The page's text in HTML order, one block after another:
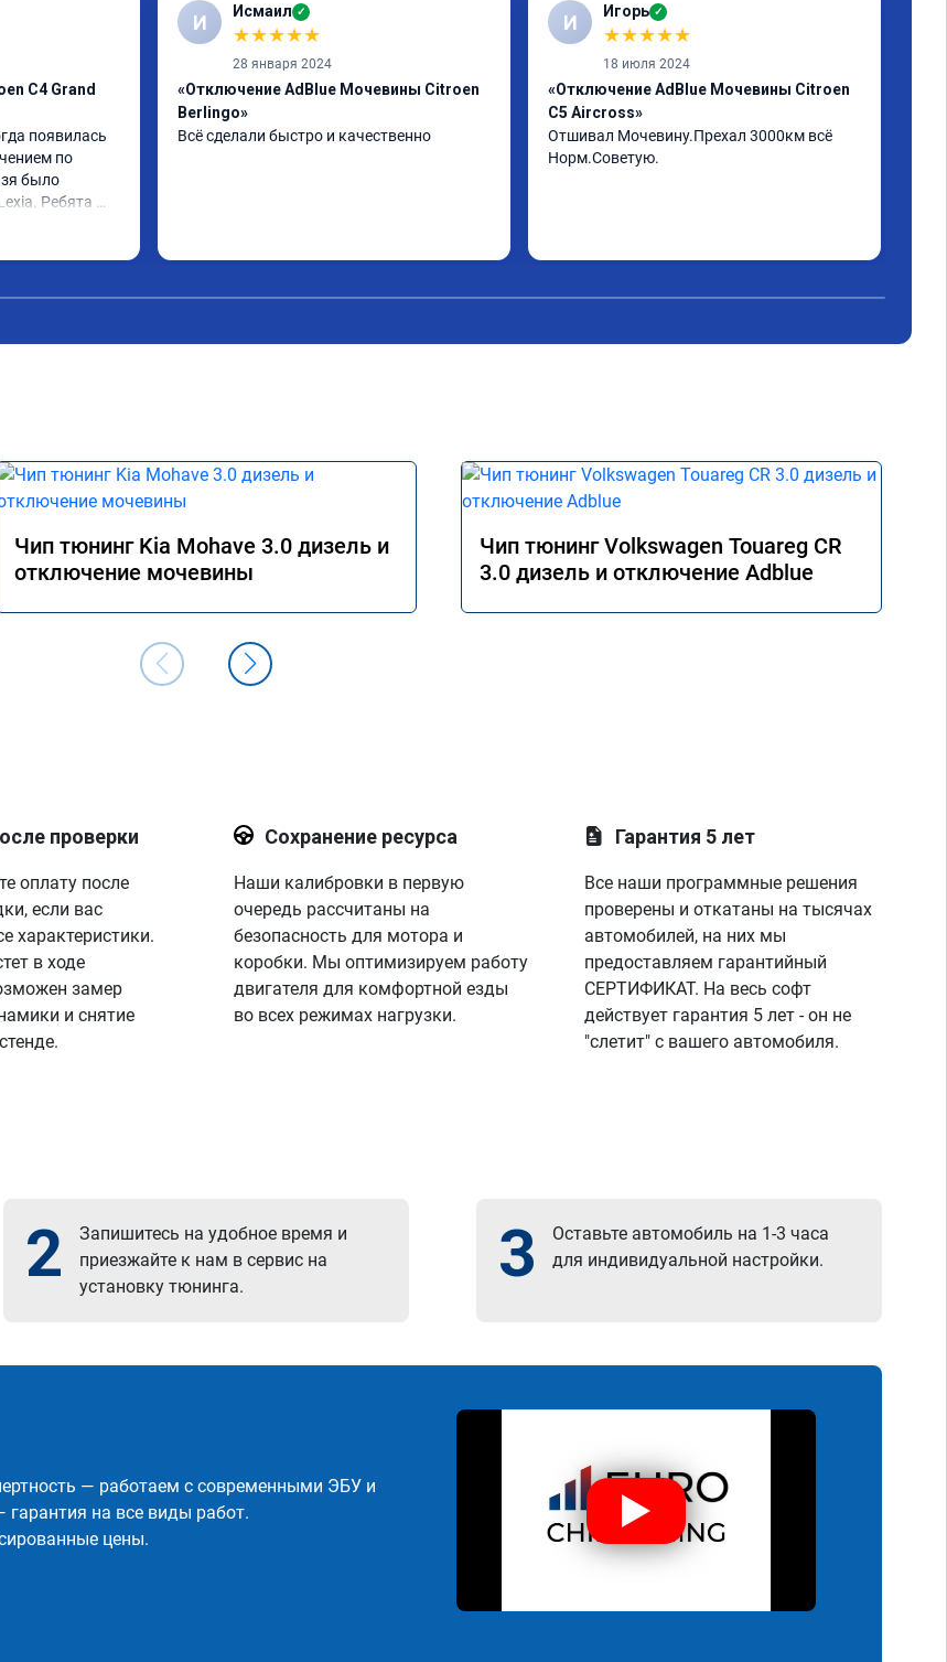
C4 Grand
появилась
по
было
Ребята
приняли и
И Исмаил ✓
★★★★★
28 января 2024
«Отключение AdBlue Мочевины Citroen
Berlingo»
Всё сделали быстро и качественно
И Игорь ✓
★★★★★
18 июля 2024
«Отключение AdBlue Мочевины Citroen
C5 Aircross»
Отшивал Мочевину.Прехал 3000км всё
Норм.Советую.
Чип тюнинг Kia Mohave 3.0 дизель и
отключение мочевины
Чип тюнинг Volkswagen Touareg CR
3.0 дизель и отключение Adblue
проверки
оплату после
если вас
характеристики.
в ходе
замер
и снятие
Сохранение ресурса
Наши калибровки в первую
очередь рассчитаны на
безопасность для мотора и
коробки. Мы оптимизируем работу
двигателя для комфортной езды
во всех режимах нагрузки.
Гарантия 5 лет
Все наши программные решения
проверены и откатаны на тысячах
автомобилей, на них мы
предоставляем гарантийный
СЕРТИФИКАТ. На весь софт
действует гарантия 5 лет - он не
"слетит" с вашего автомобиля.
2
Запишитесь на удобное время и
приезжайте к нам в сервис на
установку тюнинга.
3
Оставьте автомобиль на 1-3 часа
для индивидуальной настройки.
— работаем с современными ЭБУ и
на все виды работ.
цены.